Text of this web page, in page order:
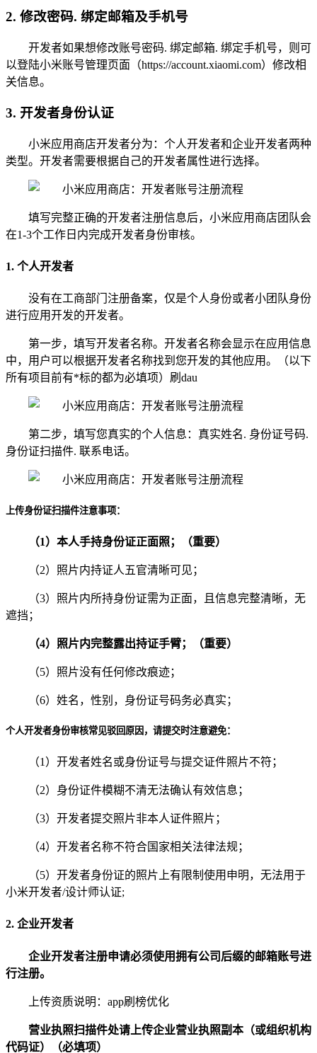
2. 修改密码. 绑定邮箱及手机号
开发者如果想修改账号密码. 绑定邮箱. 绑定手机号，则可
以登陆小米账号管理页面（https://account.xiaomi.com）修改相
关信息。
3. 开发者身份认证
小米应用商店开发者分为：个人开发者和企业开发者两种
类型。开发者需要根据自己的开发者属性进行选择。
填写完整正确的开发者注册信息后，小米应用商店团队会
在1-3个工作日内完成开发者身份审核。
1. 个人开发者
没有在工商部门注册备案，仅是个人身份或者小团队身份
进行应用开发的开发者。
第一步，填写开发者名称。开发者名称会显示在应用信息
中，用户可以根据开发者名称找到您开发的其他应用。（以下
所有项目前有*标的都为必填项）刷dau
第二步，填写您真实的个人信息：真实姓名. 身份证号码.
身份证扫描件. 联系电话。
上传身份证扫描件注意事项：
（1）本人手持身份证正面照；（重要）
（2）照片内持证人五官清晰可见；
（3）照片内所持身份证需为正面，且信息完整清晰，无
遮挡；
（4）照片内完整露出持证手臂； （重要）
（5）照片没有任何修改痕迹；
（6）姓名，性别，身份证号码务必真实；
个人开发者身份审核常见驳回原因，请提交时注意避免：
（1）开发者姓名或身份证号与提交证件照片不符；
（2）身份证件模糊不清无法确认有效信息；
（3）开发者提交照片非本人证件照片；
（4）开发者名称不符合国家相关法律法规；
（5）开发者身份证的照片上有限制使用申明，无法用于
小米开发者/设计师认证;
2. 企业开发者
企业开发者注册申请必须使用拥有公司后缀的邮箱账号进
行注册。
上传资质说明：app刷榜优化
营业执照扫描件处请上传企业营业执照副本（或组织机构
代码证）（必填项）